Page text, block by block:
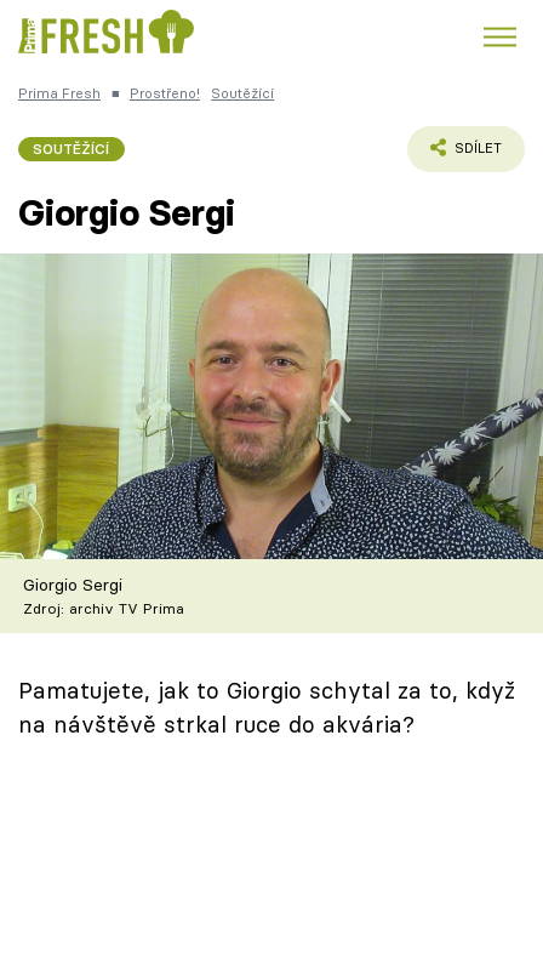
Česká kuchyně
Články
TV Program
Škola vaření
Recepty z TV
Speciál: Cuketa
Prima Fresh ■ Prostřeno! Soutěžící
SOUTĚŽÍCÍ SDÍLET
Giorgio Sergi
Giorgio Sergi
Zdroj: archiv TV Prima
Pamatujete, jak to Giorgio schytal za to, když
na návštěvě strkal ruce do akvária?